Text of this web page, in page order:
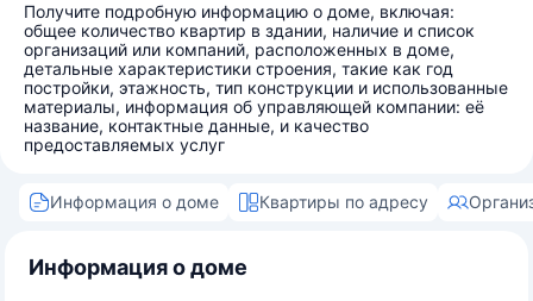
Получите подробную информацию о доме, включая:
общее количество квартир в здании, наличие и список
организаций или компаний, расположенных в доме,
детальные характеристики строения, такие как год
постройки, этажность, тип конструкции и использованные
материалы, информация об управляющей компании: её
название, контактные данные, и качество
предоставляемых услуг
Информация о доме Квартиры по адресу
Информация о доме